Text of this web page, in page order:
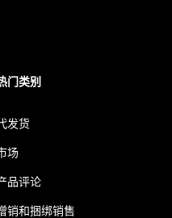
门类别
发货
场
品评论
销和捆绑销售